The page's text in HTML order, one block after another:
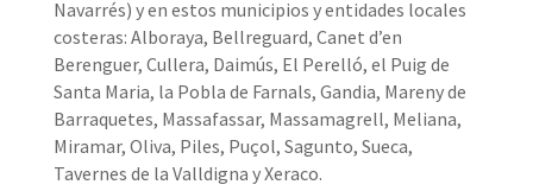
Navarrés) y en estos municipios y entidades locales
costeras: Alboraya, Bellreguard, Canet d’en
Berenguer, Cullera, Daimús, El Perelló, el Puig de
Santa Maria, la Pobla de Farnals, Gandia, Mareny de
Barraquetes, Massafassar, Massamagrell, Meliana,
Miramar, Oliva, Piles, Puçol, Sagunto, Sueca,
Tavernes de la Valldigna y Xeraco.